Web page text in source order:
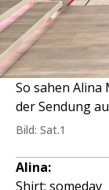
So sahen
der Sendung
Bild: Sat.1
Alina:
Shirt: someday